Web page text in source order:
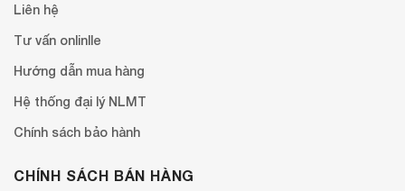
Liên hệ
Tư vấn onlinlle
Hướng dẫn mua hàng
Hệ thống đại lý NLMT
Chính sách bảo hành
CHÍNH SÁCH BÁN HÀNG